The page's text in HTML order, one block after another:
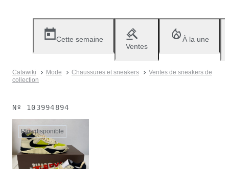
Cette semaine
Ventes
À la une
Catawiki Mode Chaussures et sneakers
Ventes de sneakers de
collection
Nº 103994894
Plus disponible